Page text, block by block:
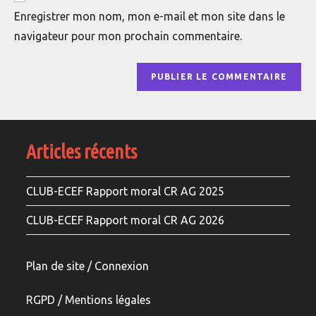
votre
site
(facultatif)
Enregistrer mon nom, mon e-mail et mon site dans le
navigateur pour mon prochain commentaire.
Articles récents
CLUB-ECEF Rapport moral CR AG 2025
CLUB-ECEF Rapport moral CR AG 2026
Plan de site / Connexion
RGPD / Mentions légales